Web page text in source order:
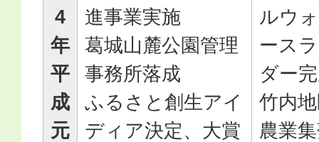
4
年
平
成
元
進事業実施
葛城山麓公園管理
事務所落成
ふるさと創生アイ
ディア決定、大賞
ルウ
ース
ダー
竹内
農業